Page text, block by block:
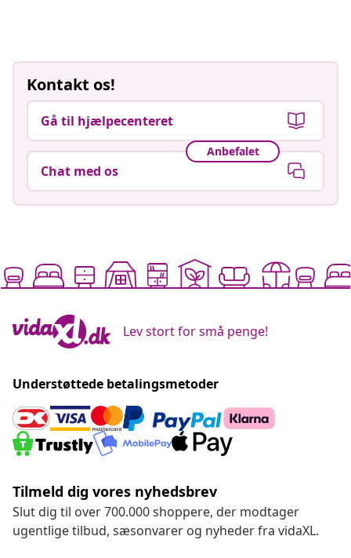
Kontakt os!
Gå til hjælpecenteret
Anbefalet
Chat med os
Lev stort for små penge!
Understøttede betalingsmetoder
Tilmeld dig vores nyhedsbrev
Slut dig til over 700.000 shoppere, der modtager
ugentlige tilbud, sæsonvarer og nyheder fra vidaXL.